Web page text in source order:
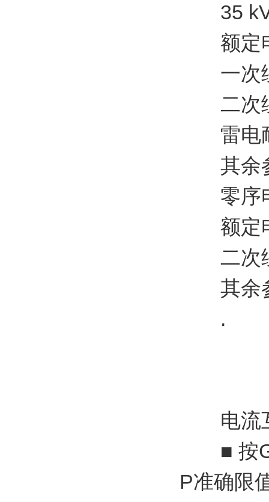
35 kV
额定电
一次绕
二次绕
雷电耐
其余参
零序
额定电
二次绕
其余参
.
电流互
■ 按GB
P准确限